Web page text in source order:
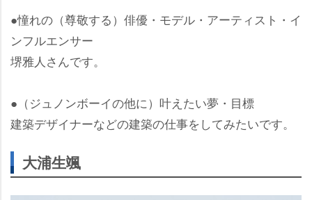
●憧れの（尊敬する）俳優・モデル・アーティスト・イ
ンフルエンサー
堺雅人さんです。
●（ジュノンボーイの他に）叶えたい夢・目標
建築デザイナーなどの建築の仕事をしてみたいです。
大浦生颯